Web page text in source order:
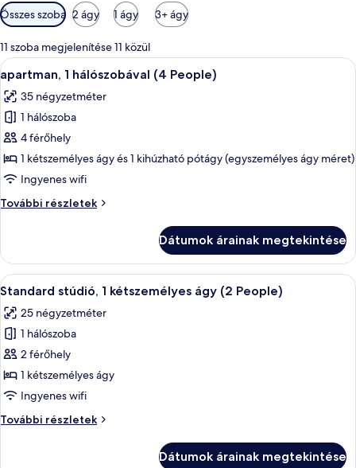
Szobákhoz
rendelkezésre
álló
szűrők
Összes szoba 2 ágy 1 ágy 3+ ágy
11 szoba megjelenítése 11 közül
A
következő
szoba
összes
képének
megtekintése:
apartman,
hálószobával
Egy gondosan megterített ágy
5
apartman, 1 hálószobával (4 People)
35 négyzetméter
1 hálószoba
4 férőhely
1 kétszemélyes ágy és 1 kihúzható pótágy (egyszemélyes ágy méret)
Ingyenes wifi
További részletek
apartman,
People)
további
részletei
Dátumok árainak megtekintése
A
következő
szoba
összes
képének
megtekintése:
Standard
1
Egy gondosan megterített ágy fehér
5
Standard stúdió, 1 kétszemélyes ágy (2 People)
25 négyzetméter
1 hálószoba
2 férőhely
1 kétszemélyes ágy
Ingyenes wifi
További részletek
Standard
Dátumok árainak megtekintése